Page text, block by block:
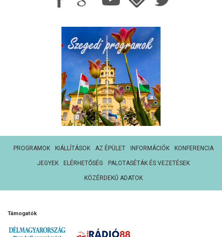
PROGRAMOK KIÁLLÍTÁSOK AZ ÉPÜLET INFORMÁCIÓK KONFERENCIA
JEGYEK ELÉRHETŐSÉG PALOTASÉTÁK ÉS VEZETÉSEK
KÖZÉRDEKŰ ADATOK
Támogatók